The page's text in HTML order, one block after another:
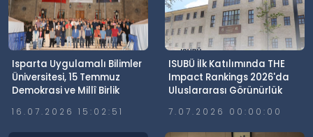
Isparta Uygulamalı Bilimler
Üniversitesi, 15 Temmuz
Demokrasi ve Millî Birlik
16.07.2026 15:02:51
ISUBÜ İlk Katılımında THE
Impact Rankings 2026'da
Uluslararası Görünürlük
7.07.2026 00:00:00